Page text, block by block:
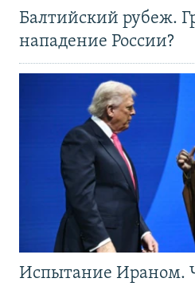
Балтийский рубеж.
нападение России?
Испытание Ираном.